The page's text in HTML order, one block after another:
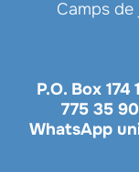
Camps de
P.O. Box
775 35 90
WhatsApp